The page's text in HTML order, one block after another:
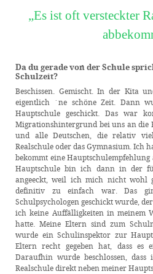
„Es ist oft versteckter
Da du gerade von der Schule
Schulzeit?
Beschissen. Gemischt. In der Kita
eigentlich ´ne schöne Zeit. Dann
Hauptschule geschickt. Das war
Migrationshintergrund bei uns an die
und alle Deutschen, die relativ
Realschule oder das Gymnasium. Ich
bekommt eine
Hauptschule bin ich dann in der
angeeckt, weil ich mich nicht wohl
definitiv zu einfach war. Das
Schulpsychologen geschickt wurde,
ich keine Auffälligkeiten in meinem
hatte. Meine Eltern sind zum
wurde ein Schulinspektor zur
Eltern recht gegeben hat, dass es
Daraufhin wurde beschlossen,
Realschule direkt neben meiner